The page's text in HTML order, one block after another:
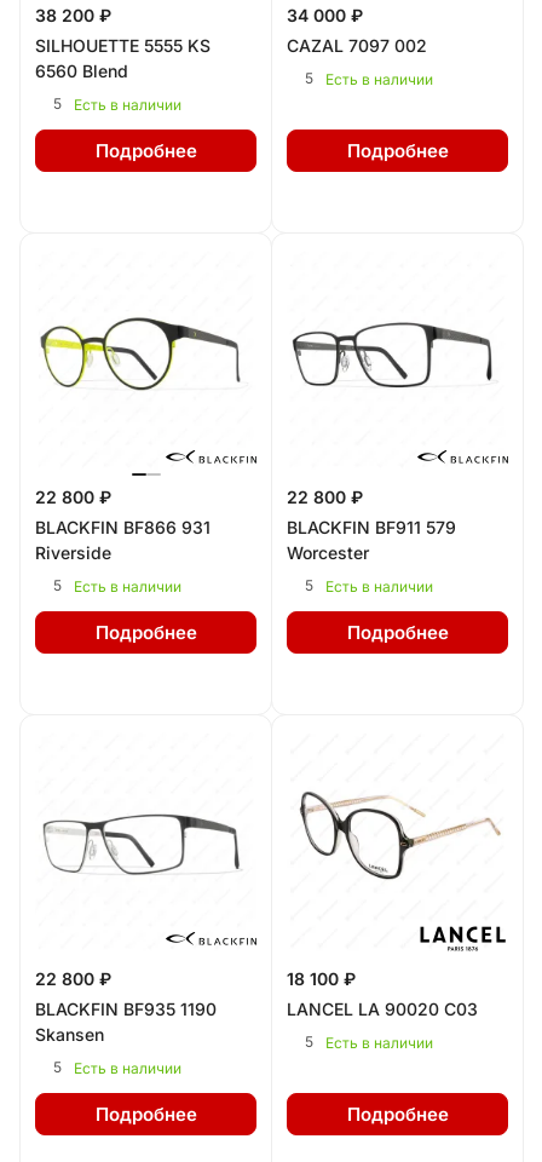
38 200 ₽
SILHOUETTE 5555 KS
6560 Blend
5 Есть в наличии
Подробнее
34 000 ₽
CAZAL 7097 002
5 Есть в наличии
Подробнее
22 800 ₽
BLACKFIN BF866 931
Riverside
5 Есть в наличии
Подробнее
22 800 ₽
BLACKFIN BF911 579
Worcester
5 Есть в наличии
Подробнее
22 800 ₽
BLACKFIN BF935 1190
Skansen
5 Есть в наличии
Подробнее
18 100 ₽
LANCEL LA 90020 C03
5 Есть в наличии
Подробнее